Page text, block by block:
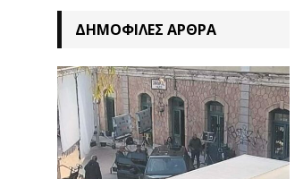
ΔΗΜΟΦΙΛΈΣ ΆΡΘΡΑ